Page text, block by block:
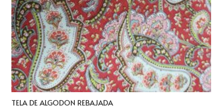
TELA DE ALGODON REBAJADA